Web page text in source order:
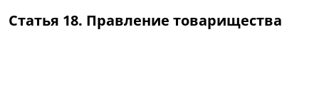
Статья 18. Правление товарищества